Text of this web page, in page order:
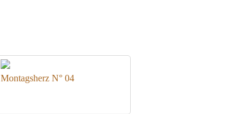
Montagsherz N° 04